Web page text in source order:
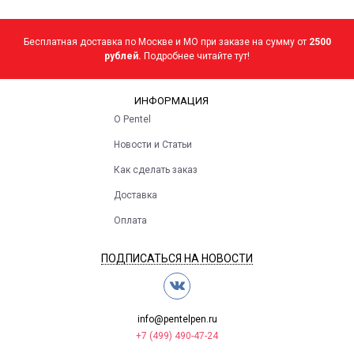
Бесплатная доставка по Москве и МО при заказе на сумму от 2500
рублей. Подробнее читайте тут!
ИНФОРМАЦИЯ
О Pentel
Новости и Статьи
Как сделать заказ
Доставка
Оплата
ПОДПИСАТЬСЯ НА НОВОСТИ
info@pentelpen.ru
+7 (499) 490-47-24